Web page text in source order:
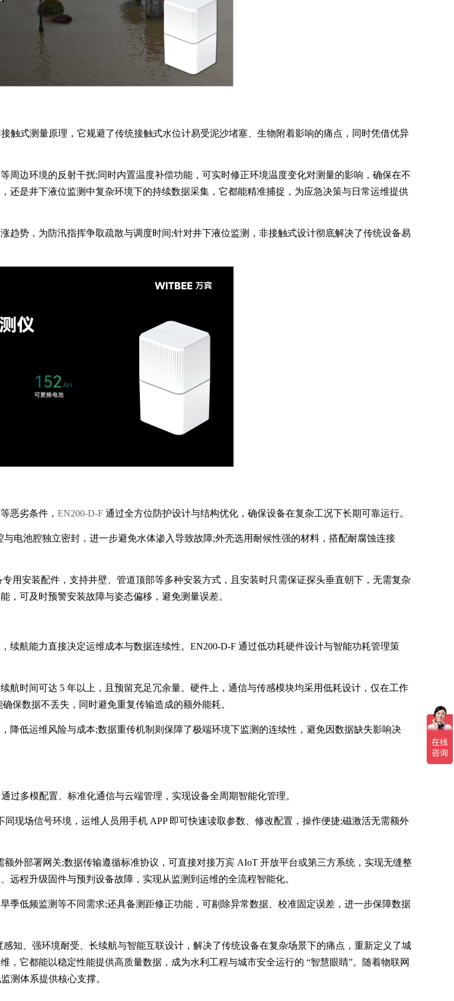
触式测量原理，它规避了传统接触式水位计易受泥沙堵塞、生物附着影响的痛点，同时凭借优异
周边环境的反射干扰;同时内置温度补偿功能，可实时修正环境温度变化对测量的影响，确保在不
还是井下液位监测中复杂环境下的持续数据采集，它都能精准捕捉，为应急决策与日常运维提供
趋势，为防汛指挥争取疏散与调度时间;针对井下液位监测，非接触式设计彻底解决了传统设备易
恶劣条件，EN200-D-F 通过全方位防护设计与结构优化，确保设备在复杂工况下长期可靠运行。
电池腔独立密封，进一步避免水体渗入导致故障;外壳选用耐候性强的材料，搭配耐腐蚀连接
用安装配件，支持井壁、管道顶部等多种安装方式，且安装时只需保证探头垂直朝下，无需复杂
，可及时预警安装故障与姿态偏移，避免测量误差。
航能力直接决定运维成本与数据连续性。EN200-D-F 通过低功耗硬件设计与智能功耗管理策
航时间可达 5 年以上，且预留充足冗余量。硬件上，通信与传感模块均采用低耗设计，仅在工作
保数据不丢失，同时避免重复传输造成的额外能耗。
降低运维风险与成本;数据重传机制则保障了极端环境下监测的连续性，避免因数据缺失影响决
过多模配置、标准化通信与云端管理，实现设备全周期智能化管理。
现场信号环境，运维人员用手机 APP 即可快速读取参数、修改配置，操作便捷;磁激活无需额外
外部署网关;数据传输遵循标准协议，可直接对接万宾 AIoT 开放平台或第三方系统，实现无缝整
程升级固件与预判设备故障，实现从监测到运维的全流程智能化。
季低频监测等不同需求;还具备测距修正功能，可剔除异常数据、校准固定误差，进一步保障数据
知、强环境耐受、长续航与智能互联设计，解决了传统设备在复杂场景下的痛点，重新定义了城
它都能以稳定性能提供高质量数据，成为水利工程与城市安全运行的 “智慧眼睛”。随着物联网
测体系提供核心支撑。